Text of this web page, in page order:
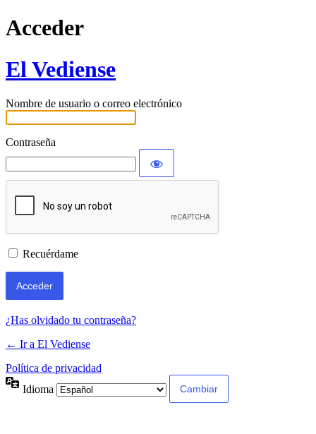
Acceder
El Vediense
Nombre de usuario o correo electrónico
Contraseña
Recuérdame
¿Has olvidado tu contraseña?
← Ir a El Vediense
Política de privacidad
Idioma